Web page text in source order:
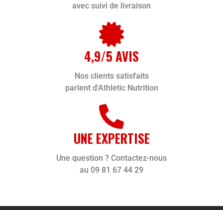
avec suivi de livraison
4,9/5 AVIS
Nos clients satisfaits
parlent d'Athletic Nutrition
UNE EXPERTISE
Une question ? Contactez-nous
au 09 81 67 44 29